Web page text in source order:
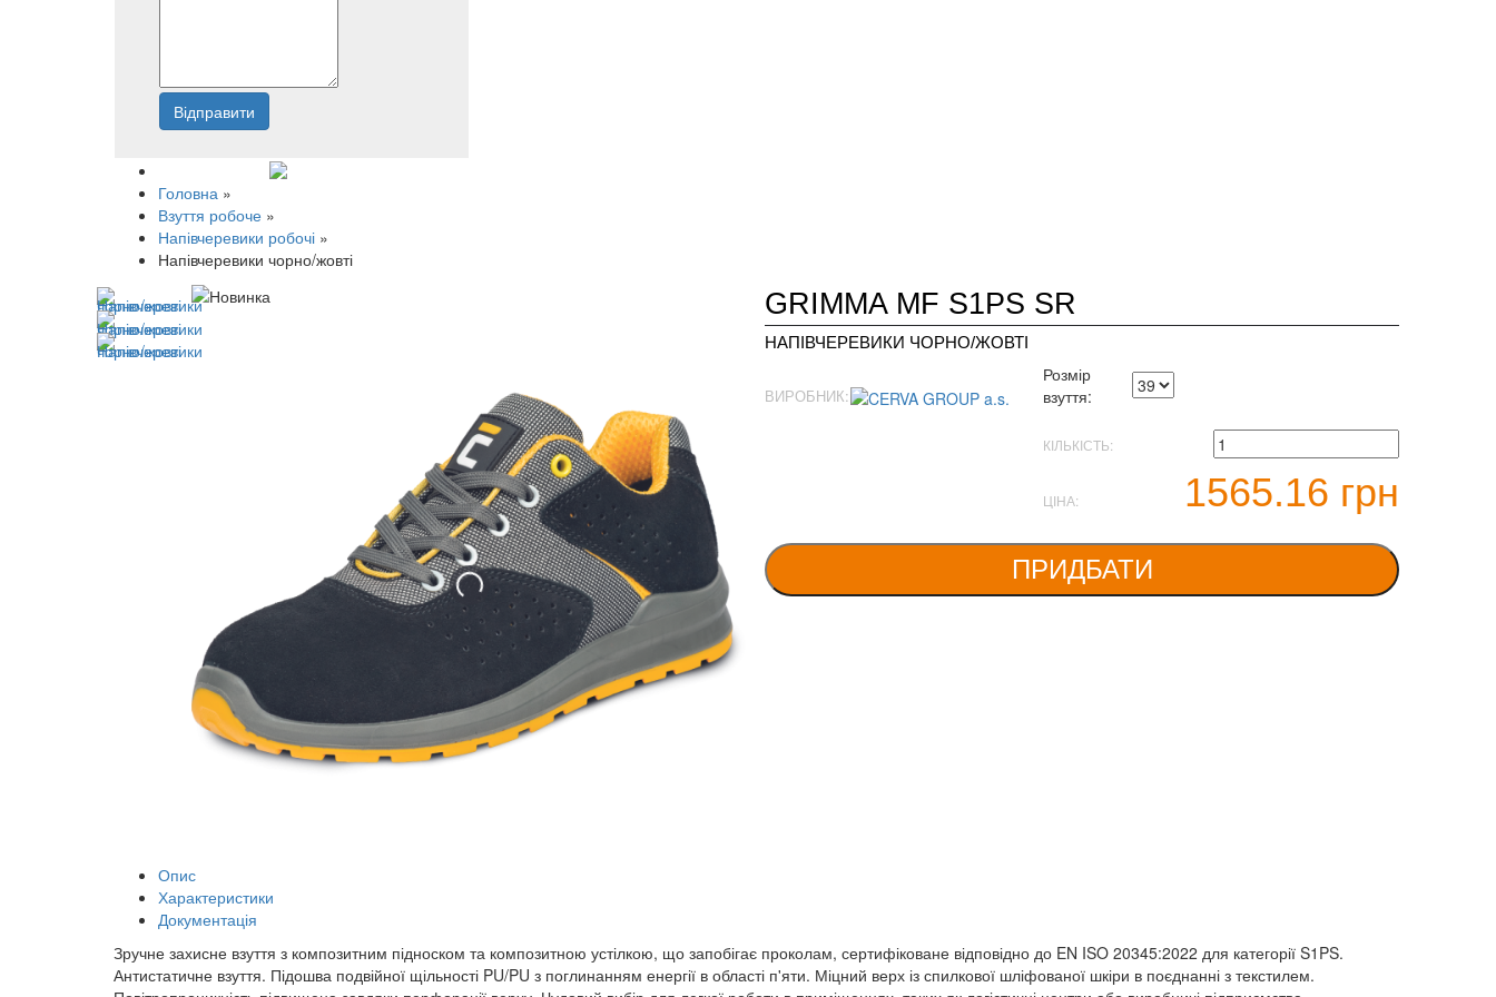
Відправити
Головна »
Взуття робоче »
Напівчеревики робочі »
Напівчеревики чорно/жовті
GRIMMA MF S1PS SR
НАПІВЧЕРЕВИКИ ЧОРНО/ЖОВТІ
ВИРОБНИК:
Розмір
взуття:
КІЛЬКІСТЬ:
ЦІНА: 1565.16 грн
ПРИДБАТИ
Опис
Характеристики
Документація
Зручне захисне взуття з композитним підноском та композитною устілкою, що запобігає проколам, сертифіковане відповідно до EN ISO 20345:2022 для категорії S1PS.
Антистатичне взуття. Підошва подвійної щільності PU/PU з поглинанням енергії в області п'яти. Міцний верх із спилкової шліфованої шкіри в поєднанні з текстилем.